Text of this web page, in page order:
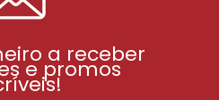
a receber
e promos